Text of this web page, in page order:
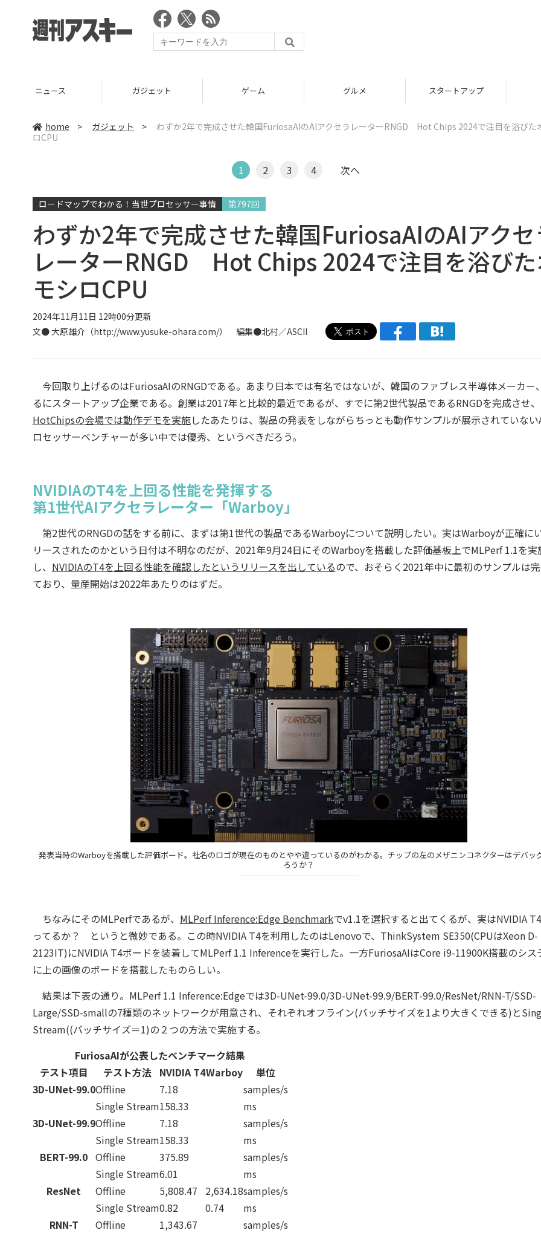
ニュース ガジェット ゲーム グルメ スタートアップ
home > ガジェット >
わずか2年で完成させた韓国FuriosaAIのAIアクセラレーターRNGD Hot Chips 2024で注目を浴びた
ロCPU
1 2 3 4 次へ
ロードマップでわかる！当世プロセッサー事情 第797回
わずか2年で完成させた韓国FuriosaAIのAIアクセ
レーターRNGD Hot Chips 2024で注目を浴びた
モシロCPU
2024年11月11日 12時00分更新
文●大原雄介（http://www.yusuke-ohara.com/） 編集●北村／ASCII
今回取り上げるのはFuriosaAIのRNGDである。あまり日本では有名ではないが、韓国のファブレス半導体メーカー
るにスタートアップ企業である。創業は2017年と比較的最近であるが、すでに第2世代製品であるRNGDを完成させ、
HotChipsの会場では動作デモを実施したあたりは、製品の発表をしながらちっとも動作サンプルが展示されていない
ロセッサーベンチャーが多い中では優秀、というべきだろう。
NVIDIAのT4を上回る性能を発揮する
第1世代AIアクセラレーター「Warboy」
第2世代のRNGDの話をする前に、まずは第1世代の製品であるWarboyについて説明したい。実はWarboyが正確に
リースされたのかという日付は不明なのだが、2021年9月24日にそのWarboyを搭載した評価基板上でMLPerf 1.1を実
し、 NVIDIAのT4を上回る性能を確認したというリリースを出しているので、おそらく2021年中に最初のサンプルは
ており、量産開始は2022年あたりのはずだ。
発表当時のWarboyを搭載した評価ボード。社名のロゴが現在のものとやや違っているのがわかる。チップの左のメザニンコネクターはデバッ
ろうか？
ちなみにそのMLPerfであるが、 MLPerf Inference:Edge Benchmarkでv1.1を選択すると出てくるが、実はNVIDIA
ってるか？ というと微妙である。この時NVIDIA T4を利用したのはLenovoで、ThinkSystem SE350(CPUはXeon D-
2123IT)にNVIDIA T4ボードを装着してMLPerf 1.1 Inferenceを実行した。一方FuriosaAIはCore i9-11900K搭載のシス
に上の画像のボードを搭載したものらしい。
結果は下表の通り。MLPerf 1.1 Inference:Edgeでは3D-UNet-99.0/3D-UNet-99.9/BERT-99.0/ResNet/RNN-T/SSD-
Large/SSD-smallの7種類のネットワークが用意され、それぞれオフライン(バッチサイズを1より大きくできる)と
Stream((バッチサイズ＝1)の２つの方法で実施する。
FuriosaAIが公表したベンチマーク結果
テスト項目
テスト方法 NVIDIA T4Warboy
単位
3D-UNet-99.0Offline 7.18
samples/s
Single Stream158.33
ms
3D-UNet-99.9Offline 7.18
samples/s
Single Stream158.33
ms
BERT-99.0 Offline 375.89
samples/s
Single Stream6.01
ms
ResNet
Offline 5,808.47 2,634.18samples/s
Single Stream0.82 0.74
ms
RNN-T
Offline 1,343.67
samples/s